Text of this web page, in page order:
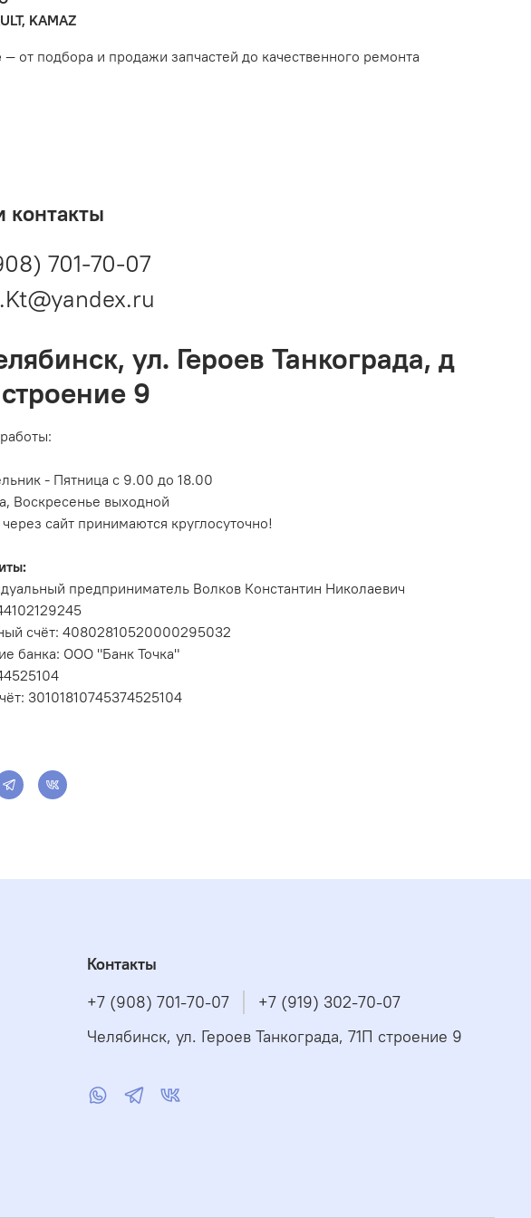
KAMAZ
— от подбора и продажи запчастей до качественного ремонта
контакты
701-70-07
ул. Героев Танкограда, д
9
- Пятница с 9.00 до 18.00
Воскресенье выходной
сайт принимаются круглосуточно!
предприниматель Волков Константин Николаевич
счёт: 40802810520000295032
банка: ООО "Банк Точка"
30101810745374525104
Контакты
+7 (908) 701-70-07
+7 (919) 302-70-07
Челябинск, ул. Героев Танкограда, 71П строение 9